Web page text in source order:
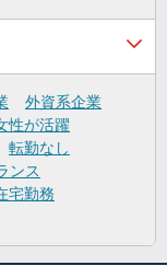
外資系企業
性が活躍
転勤なし
ンス
宅勤務